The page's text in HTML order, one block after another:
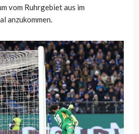
vom Ruhrgebiet aus im
anzukommen.